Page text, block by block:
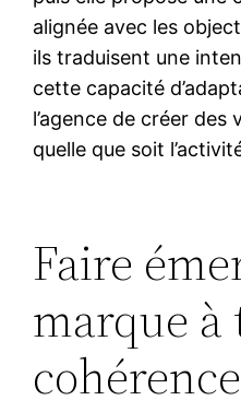
alignée avec les
ils traduisent une
cette capacité
l’agence de créer des
quelle que soit
Faire
marque à